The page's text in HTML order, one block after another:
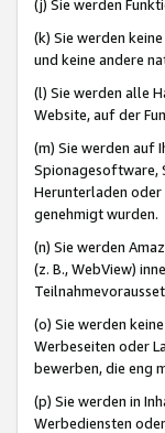
(j) Sie werden
(k) Sie werden
und keine andere
(l) Sie werden alle
Website, auf der
(m) Sie werden auf
Spionagesoftware,
Herunterladen
genehmigt wurden.
(n) Sie werden
(z. B., WebView)
(o) Sie werden
Werbeseiten oder
bewerben, die eng
(p) Sie werden in
Werbediensten